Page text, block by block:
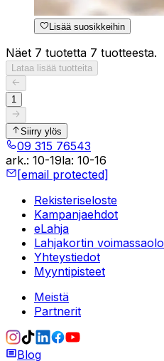
Lisää suosikkeihin
Näet 7 tuotetta 7 tuotteesta.
Lataa lisää tuotteita
1
Siirry ylös
09 315 76543
ark.: 10-19la: 10-16
[email protected]
Rekisteriseloste
Kampanjaehdot
eLahja
Lahjakortin voimassaolo
Yhteystiedot
Myyntipisteet
Meistä
Partnerit
Blog